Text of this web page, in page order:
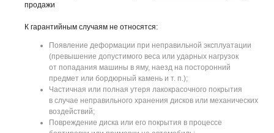
продажи
К гарантийным случаям не относятся:
Появление деформации при неправильной эксплуатации
(превышение допустимого веса или ударных нагрузок
от попадания машины в яму, наезд на посторонний
предмет или бордюрный камень и т. п.);
Частичная или полная утеря лакокрасочного покрытия
в случае неправильного хранения дисков или механических
воздействий;
Повреждение диска или его покрытия в процессе